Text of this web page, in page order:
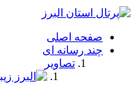
فصد
شرق
تهران
خشکشویی
صفحه اصلی
چند رسانه ای
تصاویر